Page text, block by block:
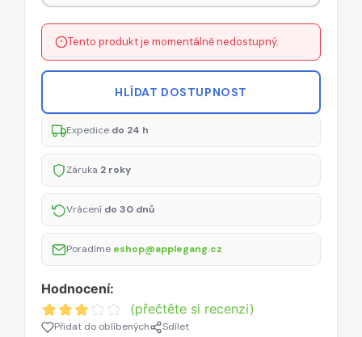
Tento produkt je momentálně nedostupný.
HLÍDAT DOSTUPNOST
Expedice do 24 h
Záruka 2 roky
Vrácení do 30 dnů
Poradíme eshop@applegang.cz
Hodnocení:
(přečtěte si recenzi)
Přidat do oblíbených Sdílet